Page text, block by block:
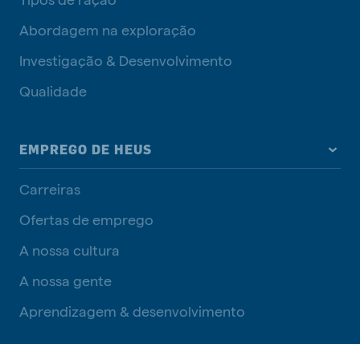
Abordagem na exploração
Investigação & Desenvolvimento
Qualidade
EMPREGO DE HEUS
Carreiras
Ofertas de emprego
A nossa cultura
A nossa gente
Aprendizagem & desenvolvimento